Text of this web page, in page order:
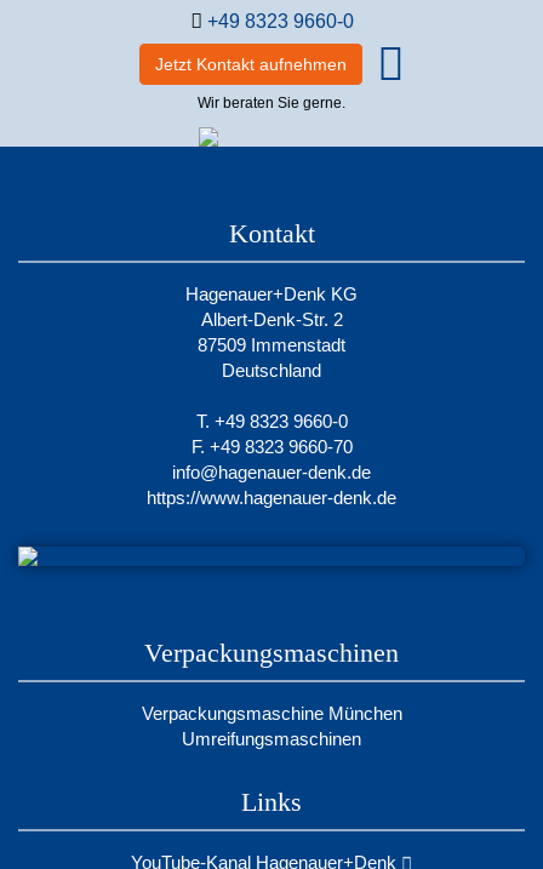
+49 8323 9660-0
Jetzt Kontakt aufnehmen
Wir beraten Sie gerne.
Kontakt
Hagenauer+Denk KG
Albert-Denk-Str. 2
87509 Immenstadt
Deutschland
T. +49 8323 9660-0
F. +49 8323 9660-70
info@hagenauer-denk.de
https://www.hagenauer-denk.de
Verpackungsmaschinen
Verpackungsmaschine München
Umreifungsmaschinen
Links
YouTube-Kanal Hagenauer+Denk